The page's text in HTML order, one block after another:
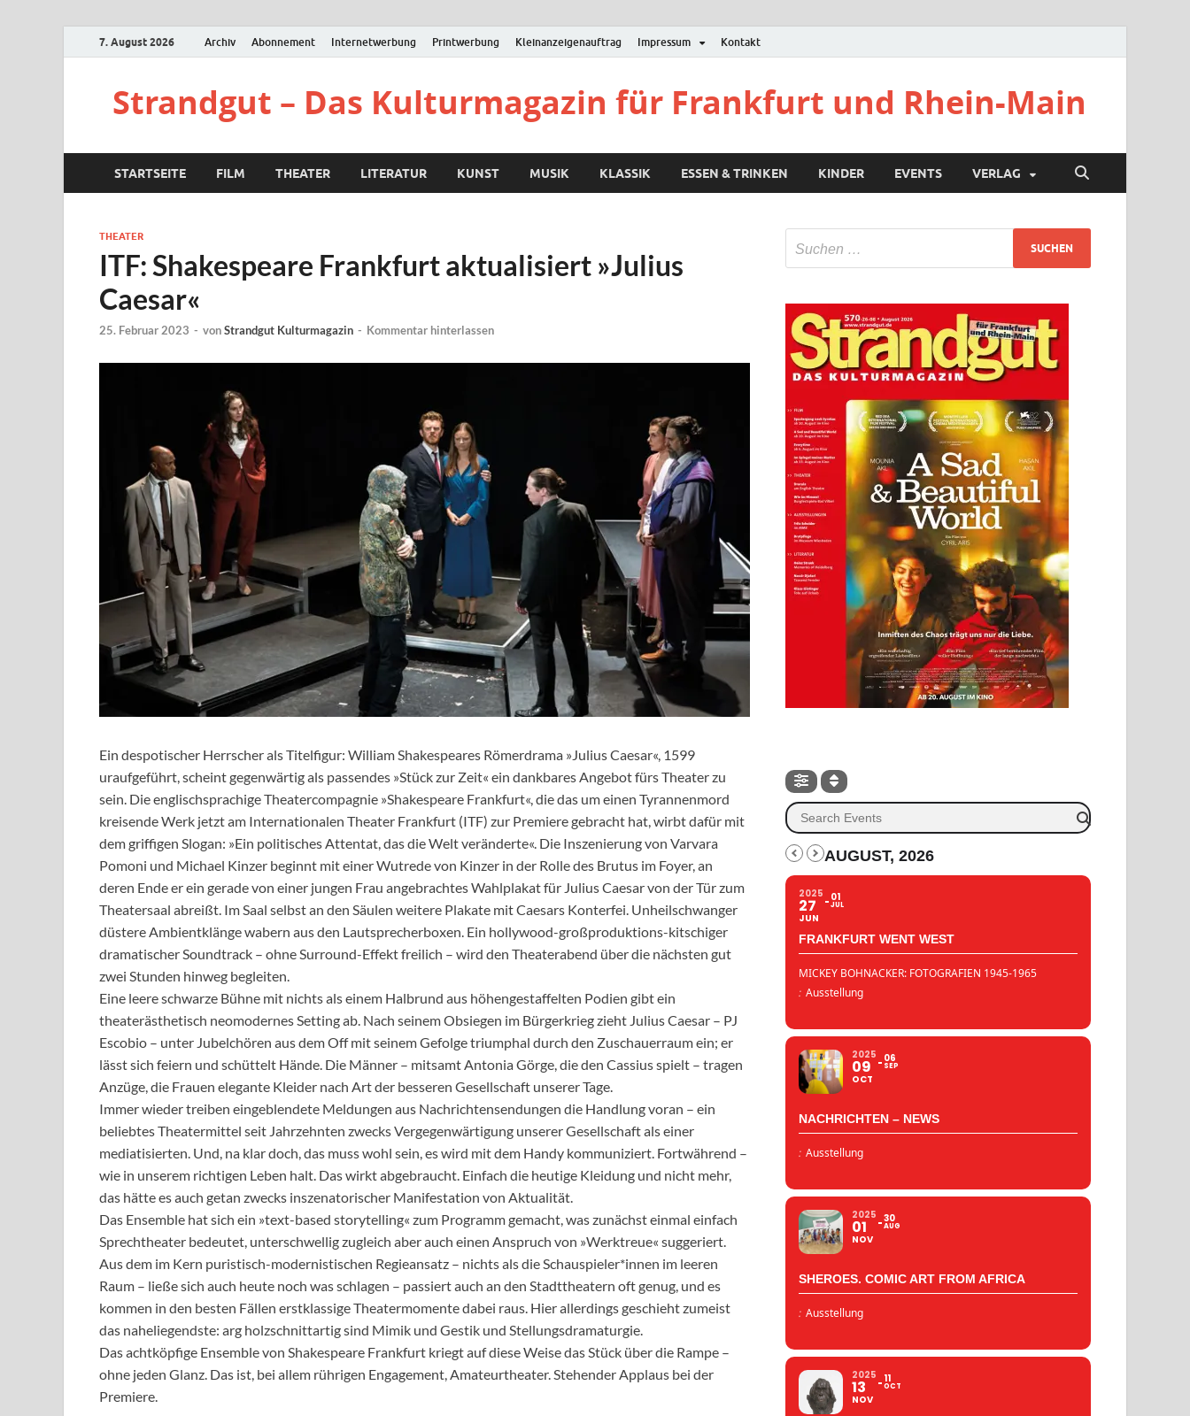
7. August 2026 Archiv Abonnement Internetwerbung Printwerbung Kleinanzeigenauftrag Impressum Kontakt
Strandgut – Das Kulturmagazin für Frankfurt und Rhein-Main
STARTSEITE FILM THEATER LITERATUR KUNST MUSIK KLASSIK ESSEN & TRINKEN KINDER EVENTS VERLAG
THEATER
ITF: Shakespeare Frankfurt aktualisiert »Julius
Caesar«
25. Februar 2023 - vonStrandgut Kulturmagazin - Kommentar hinterlassen
Ein despotischer Herrscher als Titelfigur: William Shakespeares Römerdrama »Julius Caesar«, 1599
uraufgeführt, scheint gegenwärtig als passendes »Stück zur Zeit« ein dankbares Angebot fürs Theater zu
sein. Die englischsprachige Theatercompagnie »Shakespeare Frankfurt«, die das um einen Tyrannenmord
kreisende Werk jetzt am Internationalen Theater Frankfurt (ITF) zur Premiere gebracht hat, wirbt dafür mit
dem griffigen Slogan: »Ein politisches Attentat, das die Welt veränderte«. Die Inszenierung von Varvara
Pomoni und Michael Kinzer beginnt mit einer Wutrede von Kinzer in der Rolle des Brutus im Foyer, an
deren Ende er ein gerade von einer jungen Frau angebrachtes Wahlplakat für Julius Caesar von der Tür zum
Theatersaal abreißt. Im Saal selbst an den Säulen weitere Plakate mit Caesars Konterfei. Unheilschwanger
düstere Ambientklänge wabern aus den Lautsprecherboxen. Ein hollywood-großproduktions-kitschiger
dramatischer Soundtrack – ohne Surround-Effekt freilich – wird den Theaterabend über die nächsten gut
zwei Stunden hinweg begleiten.
Eine leere schwarze Bühne mit nichts als einem Halbrund aus höhengestaffelten Podien gibt ein
theaterästhetisch neomodernes Setting ab. Nach seinem Obsiegen im Bürgerkrieg zieht Julius Caesar – PJ
Escobio – unter Jubelchören aus dem Off mit seinem Gefolge triumphal durch den Zuschauerraum ein; er
lässt sich feiern und schüttelt Hände. Die Männer – mitsamt Antonia Görge, die den Cassius spielt – tragen
Anzüge, die Frauen elegante Kleider nach Art der besseren Gesellschaft unserer Tage.
Immer wieder treiben eingeblendete Meldungen aus Nachrichtensendungen die Handlung voran – ein
beliebtes Theatermittel seit Jahrzehnten zwecks Vergegenwärtigung unserer Gesellschaft als einer
mediatisierten. Und, na klar doch, das muss wohl sein, es wird mit dem Handy kommuniziert. Fortwährend –
wie in unserem richtigen Leben halt. Das wirkt abgebraucht. Einfach die heutige Kleidung und nicht mehr,
das hätte es auch getan zwecks inszenatorischer Manifestation von Aktualität.
Das Ensemble hat sich ein »text-based storytelling« zum Programm gemacht, was zunächst einmal einfach
Sprechtheater bedeutet, unterschwellig zugleich aber auch einen Anspruch von »Werktreue« suggeriert.
Aus dem im Kern puristisch-modernistischen Regieansatz – nichts als die Schauspieler*innen im leeren
Raum – ließe sich auch heute noch was schlagen – passiert auch an den Stadttheatern oft genug, und es
kommen in den besten Fällen erstklassige Theatermomente dabei raus. Hier allerdings geschieht zumeist
das naheliegendste: arg holzschnittartig sind Mimik und Gestik und Stellungsdramaturgie.
Das achtköpfige Ensemble von Shakespeare Frankfurt kriegt auf diese Weise das Stück über die Rampe –
ohne jeden Glanz. Das ist, bei allem rührigen Engagement, Amateurtheater. Stehender Applaus bei der
Premiere.
AUGUST, 2026
2025
27
JUN
01
JUL
FRANKFURT WENT WEST
MICKEY BOHNACKER: FOTOGRAFIEN 1945-1965
: Ausstellung
2025
09
OCT
06
SEP
NACHRICHTEN – NEWS
: Ausstellung
2025
01
NOV
30
AUG
SHEROES. COMIC ART FROM AFRICA
: Ausstellung
2025
13
NOV
11
OCT